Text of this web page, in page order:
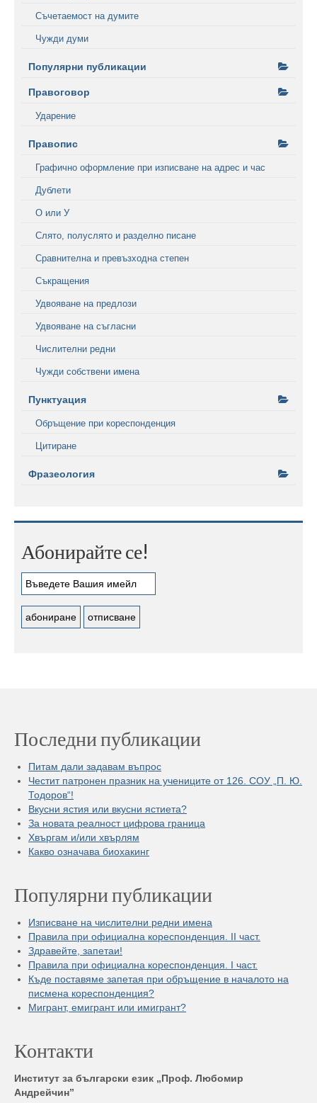
Съчетаемост на думите
Чужди думи
Популярни публикации
Правоговор
Ударение
Правопис
Графично оформление при изписване на адрес и час
Дублети
О или У
Слято, полуслято и разделно писане
Сравнителна и превъзходна степен
Съкращения
Удвояване на предлози
Удвояване на съгласни
Числителни редни
Чужди собствени имена
Пунктуация
Обръщение при кореспонденция
Цитиране
Фразеология
Абонирайте се!
Последни публикации
Питам дали задавам въпрос
Честит патронен празник на учениците от 126. СОУ „П. Ю.
Тодоров“!
Вкусни ястия или вкусни ястиета?
За новата реалност цифрова граница
Хвъргам и/или хвърлям
Какво означава биохакинг
Популярни публикации
Изписване на числителни редни имена
Правила при официална кореспонденция. II част.
Здравейте, запетаи!
Правила при официална кореспонденция. I част.
Къде поставяме запетая при обръщение в началото на
писмена кореспонденция?
Мигрант, емигрант или имигрант?
Контакти
Институт за български език „Проф. Любомир
Андрейчин”